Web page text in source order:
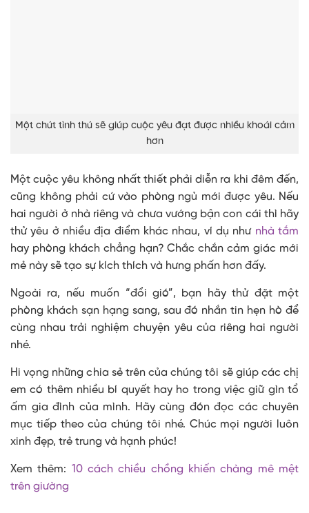
Một chút tình thú sẽ giúp cuộc yêu đạt được nhiều khoái cảm
hơn
Một cuộc yêu không nhất thiết phải diễn ra khi đêm đến,
cũng không phải cứ vào phòng ngủ mới được yêu. Nếu
hai người ở nhà riêng và chưa vướng bận con cái thì hãy
thử yêu ở nhiều địa điểm khác nhau, ví dụ như nhà tắm
hay phòng khách chẳng hạn? Chắc chắn cảm giác mới
mẻ này sẽ tạo sự kích thích và hưng phấn hơn đấy.
Ngoài ra, nếu muốn “đổi gió”, bạn hãy thử đặt một
phòng khách sạn hạng sang, sau đó nhắn tin hẹn hò để
cùng nhau trải nghiệm chuyện yêu của riêng hai người
nhé.
Hi vọng những chia sẻ trên của chúng tôi sẽ giúp các chị
em có thêm nhiều bí quyết hay ho trong việc giữ gìn tổ
ấm gia đình của mình. Hãy cùng đón đọc các chuyên
mục tiếp theo của chúng tôi nhé. Chúc mọi người luôn
xinh đẹp, trẻ trung và hạnh phúc!
Xem thêm: 10 cách chiều chồng khiến chàng mê mệt
trên giường